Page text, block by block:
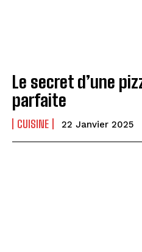
Le secret d’une
parfaite
CUISINE 22 Janvier 2025